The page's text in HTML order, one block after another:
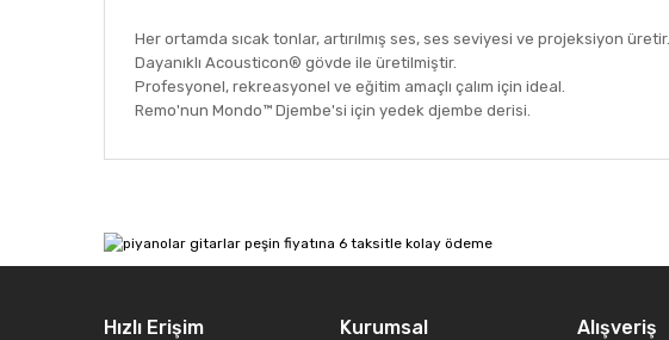
Her ortamda sıcak tonlar, artırılmış ses, ses seviyesi ve projeksiyon üretir.
Dayanıklı Acousticon® gövde ile üretilmiştir.
Profesyonel, rekreasyonel ve eğitim amaçlı çalım için ideal.
Remo'nun Mondo™ Djembe'si için yedek djembe derisi.
Görüş ve önerileriniz için teşekkür ederiz.
Ürün açıklamasında eksik bilgiler bulunuyor.
Ürün fiyatı diğer sitelerden daha pahalı.
Hızlı Erişim Kurumsal Alışveriş